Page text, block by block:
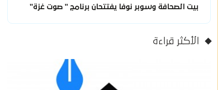
بيت الصحافة وسوبر نوفا يفتتحان برنامج " صوت غزة"
الأكثر قراءة